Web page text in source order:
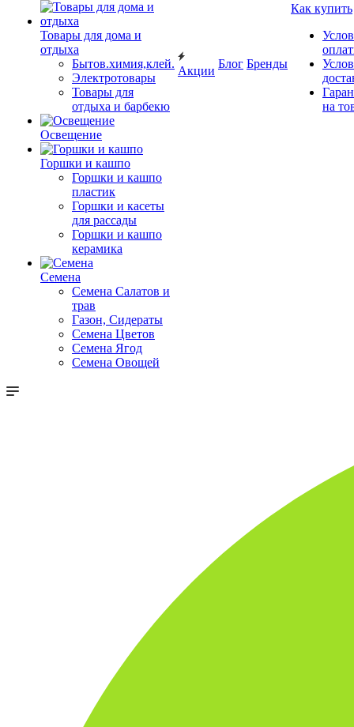
Товары для дома и
отдыха
Бытов.химия,клей.
Электротовары
Товары для
отдыха и барбекю
Освещение
Горшки и кашпо
Горшки и кашпо
пластик
Горшки и касеты
для рассады
Горшки и кашпо
керамика
Семена
Семена Салатов и
трав
Газон, Сидераты
Семена Цветов
Семена Ягод
Семена Овощей
Акции
Блог Бренды
Как купить
на